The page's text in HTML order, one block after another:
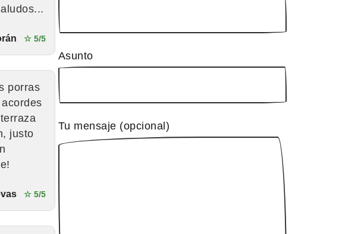
☆ 5/5
porras
justo
☆ 5/5
Asunto
Tu mensaje (opcional)